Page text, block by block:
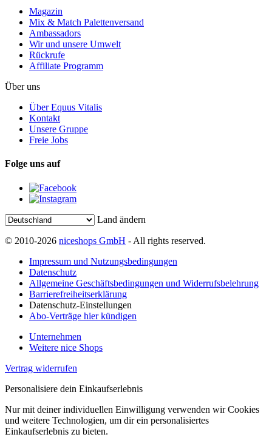
Magazin
Mix & Match Palettenversand
Ambassadors
Wir und unsere Umwelt
Rückrufe
Affiliate Programm
Über uns
Über Equus Vitalis
Kontakt
Unsere Gruppe
Freie Jobs
Folge uns auf
Land ändern
© 2010-2026 niceshops GmbH - All rights reserved.
Impressum und Nutzungsbedingungen
Datenschutz
Allgemeine Geschäftsbedingungen und Widerrufsbelehrung
Barrierefreiheitserklärung
Datenschutz-Einstellungen
Abo-Verträge hier kündigen
Unternehmen
Weitere nice Shops
Vertrag widerrufen
Personalisiere dein Einkaufserlebnis
Nur mit deiner individuellen Einwilligung verwenden wir Cookies
und weitere Technologien, um dir ein personalisiertes
Einkaufserlebnis zu bieten.